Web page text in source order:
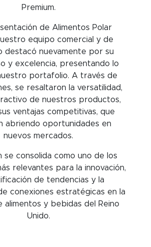
Premium.
de Alimentos Polar
equipo comercial y de
destacó nuevamente por su
y excelencia, presentando lo
portafolio. A través de
se resaltaron la versatilidad,
de nuestros productos,
ventajas competitivas, que
abriendo oportunidades en
nuevos mercados.
se consolida como uno de los
relevantes para la innovación,
de tendencias y la
conexiones estratégicas en la
alimentos y bebidas del Reino
Unido.